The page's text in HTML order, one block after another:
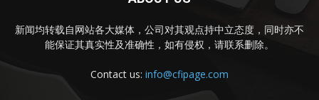
新闻均转载自网站各大媒体，公司对其观点持中立态度，同时亦不
能保证其真实性及准确性，如有侵权，请联系删除。
Contact us: info@cfipage.com